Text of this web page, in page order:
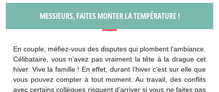
MESSIEURS, FAITES MONTER LA TEMPÉRATURE !
En couple, méfiez-vous des disputes qui plombent l’ambiance.
Célibataire, vous n’avez pas vraiment la tête à la drague cet
hiver. Vive la famille ! En effet, durant l’hiver c’est sur elle que
vous pouvez compter à tout moment. Au travail, des conflits
avec certains collègues risquent d’arriver si vous ne faites pas